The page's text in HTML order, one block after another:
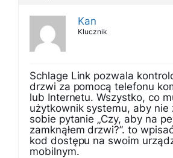
Kan
Klucznik
Schlage Link pozwala
drzwi za pomocą telefonu
lub Internetu. Wszystko, co
użytkownik systemu, aby nie
sobie pytanie „Czy, aby na
zamknąłem drzwi?”. to
kod dostępu na swoim
mobilnym.